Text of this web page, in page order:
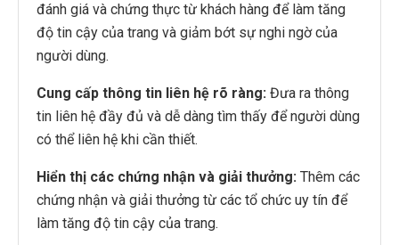
đánh giá và chứng thực từ khách hàng để làm tăng
độ tin cậy của trang và giảm bớt sự nghi ngờ của
người dùng.
Cung cấp thông tin liên hệ rõ ràng: Đưa ra thông
tin liên hệ đầy đủ và dễ dàng tìm thấy để người dùng
có thể liên hệ khi cần thiết.
Hiển thị các chứng nhận và giải thưởng: Thêm các
chứng nhận và giải thưởng từ các tổ chức uy tín để
làm tăng độ tin cậy của trang.